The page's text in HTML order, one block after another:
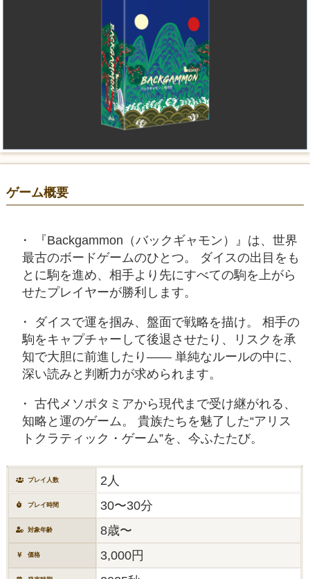
ゲーム概要
『Backgammon（バックギャモン）』は、世界
最古のボードゲームのひとつ。 ダイスの出目をも
とに駒を進め、相手より先にすべての駒を上がら
せたプレイヤーが勝利します。
ダイスで運を掴み、盤面で戦略を描け。 相手の
駒をキャプチャーして後退させたり、リスクを承
知で大胆に前進したり—— 単純なルールの中に、
深い読みと判断力が求められます。
古代メソポタミアから現代まで受け継がれる、
知略と運のゲーム。 貴族たちを魅了した“アリス
トクラティック・ゲーム”を、今ふたたび。
プレイ人数 2人
プレイ時間 30〜30分
対象年齢 8歳〜
価格 3,000円